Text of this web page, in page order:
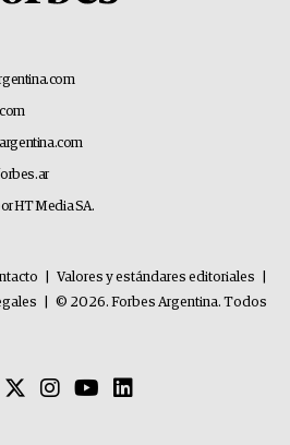
HT Media SA.
Valores y estándares editoriales
© 2026. Forbes Argentina. Todos